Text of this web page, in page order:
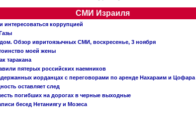
СМИ Израиля
интересоваться коррупцией
Обзор ивритоязычных СМИ, воскресенье, 3 ноября
моей жены
таракана
пятерых российских наемников
иорданцах с переговорами по аренде Нахараим и Цофара
оставляет след
погибших на дорогах в черные выходные
бесед Нетаниягу и Мозеса